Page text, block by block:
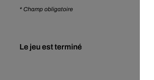
* Champ obligatoire
Le jeu est terminé